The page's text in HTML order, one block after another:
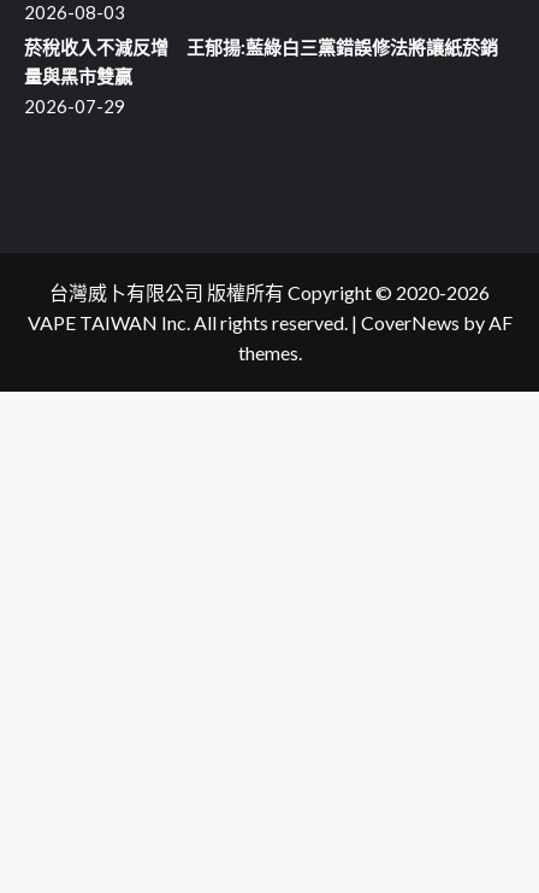
2026-08-03
菸稅收入不減反增 王郁揚:藍綠白三黨錯誤修法將讓紙菸銷
量與黑市雙贏
2026-07-29
台灣威卜有限公司 版權所有 Copyright © 2020-2026
VAPE TAIWAN Inc. All rights reserved. | CoverNews by AF
themes.